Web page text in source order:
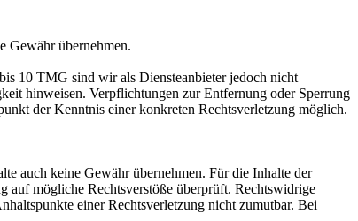
Gewähr übernehmen.
10 TMG sind wir als Diensteanbieter jedoch nicht
hinweisen. Verpflichtungen zur Entfernung oder Sperrung
der Kenntnis einer konkreten Rechtsverletzung möglich.
auch keine Gewähr übernehmen. Für die Inhalte der
auf mögliche Rechtsverstöße überprüft. Rechtswidrige
einer Rechtsverletzung nicht zumutbar. Bei